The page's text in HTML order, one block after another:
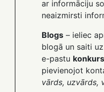
ar informāciju
neaizmirsti
Blogs – ieliec
blogā un saiti
e-pastu
pievienojot
vārds, uzvārds,